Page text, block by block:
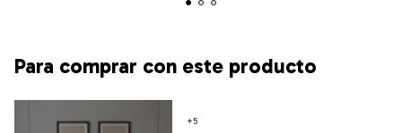
Para comprar con este producto
+5